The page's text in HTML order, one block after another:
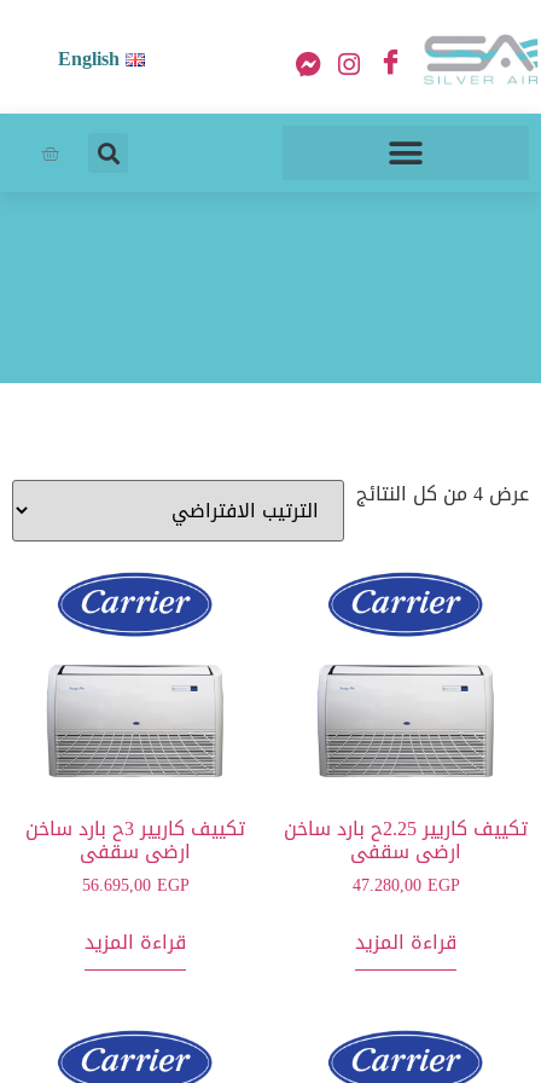
English
عرض ⁦4⁩ من كل النتائج
تكييف كاريير 2.25ح بارد ساخن
ارضى سقفى
47.280,00EGP
قراءة المزيد
تكييف كاريير 3ح بارد ساخن
ارضى سقفى
56.695,00EGP
قراءة المزيد